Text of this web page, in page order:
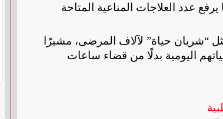
عدد العلاجات المناعية المتاحة
“شريان حياة” لآلاف المرضى، مشيرًا
اليومية بدلًا من قضاء ساعات